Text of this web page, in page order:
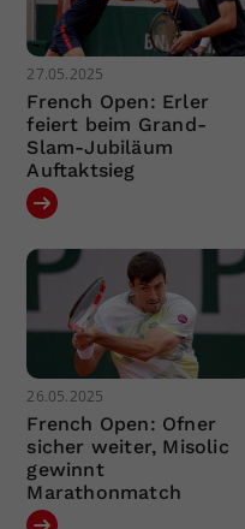
27.05.2025
French Open: Erler
feiert beim Grand-
Slam-Jubiläum
Auftaktsieg
26.05.2025
French Open: Ofner
sicher weiter, Misolic
gewinnt
Marathonmatch